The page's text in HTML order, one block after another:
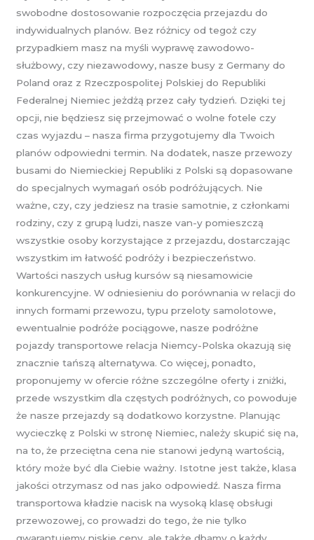
swobodne dostosowanie rozpoczęcia przejazdu do
indywidualnych planów. Bez różnicy od tegoż czy
przypadkiem masz na myśli wyprawę zawodowo-
służbowy, czy niezawodowy, nasze busy z Germany do
Poland oraz z Rzeczpospolitej Polskiej do Republiki
Federalnej Niemiec jeżdżą przez cały tydzień. Dzięki tej
opcji, nie będziesz się przejmować o wolne fotele czy
czas wyjazdu – nasza firma przygotujemy dla Twoich
planów odpowiedni termin. Na dodatek, nasze przewozy
busami do Niemieckiej Republiki z Polski są dopasowane
do specjalnych wymagań osób podróżujących. Nie
ważne, czy, czy jedziesz na trasie samotnie, z członkami
rodziny, czy z grupą ludzi, nasze van-y pomieszczą
wszystkie osoby korzystające z przejazdu, dostarczając
wszystkim im łatwość podróży i bezpieczeństwo.
Wartości naszych usług kursów są niesamowicie
konkurencyjne. W odniesieniu do porównania w relacji do
innych formami przewozu, typu przeloty samolotowe,
ewentualnie podróże pociągowe, nasze podróżne
pojazdy transportowe relacja Niemcy-Polska okazują się
znacznie tańszą alternatywa. Co więcej, ponadto,
proponujemy w ofercie różne szczególne oferty i zniżki,
przede wszystkim dla częstych podróżnych, co powoduje
że nasze przejazdy są dodatkowo korzystne. Planując
wycieczkę z Polski w stronę Niemiec, należy skupić się na,
na to, że przeciętna cena nie stanowi jedyną wartością,
który może być dla Ciebie ważny. Istotne jest także, klasa
jakości otrzymasz od nas jako odpowiedź. Nasza firma
transportowa kładzie nacisk na wysoką klasę obsługi
przewozowej, co prowadzi do tego, że nie tylko
gwarantujemy niskie ceny, ale także dbamy o każdy